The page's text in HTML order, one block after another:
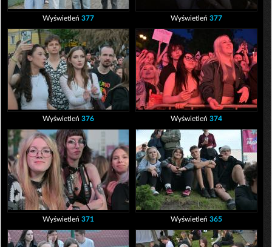
Wyświetleń 377 Wyświetleń 377
Wyświetleń 376 Wyświetleń 374
Wyświetleń 371 Wyświetleń 365